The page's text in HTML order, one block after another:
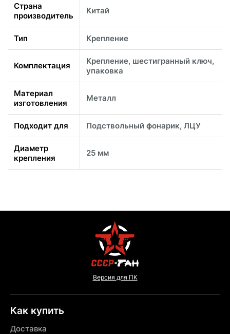
Страна
производитель
Китай
Тип Крепление
Комплектация
Крепление, шестигранный ключ,
упаковка
Материал
изготовления
Металл
Подходит для Подствольный фонарик, ЛЦУ
Диаметр
крепления
25 мм
Версия для ПК
Как купить
Доставка